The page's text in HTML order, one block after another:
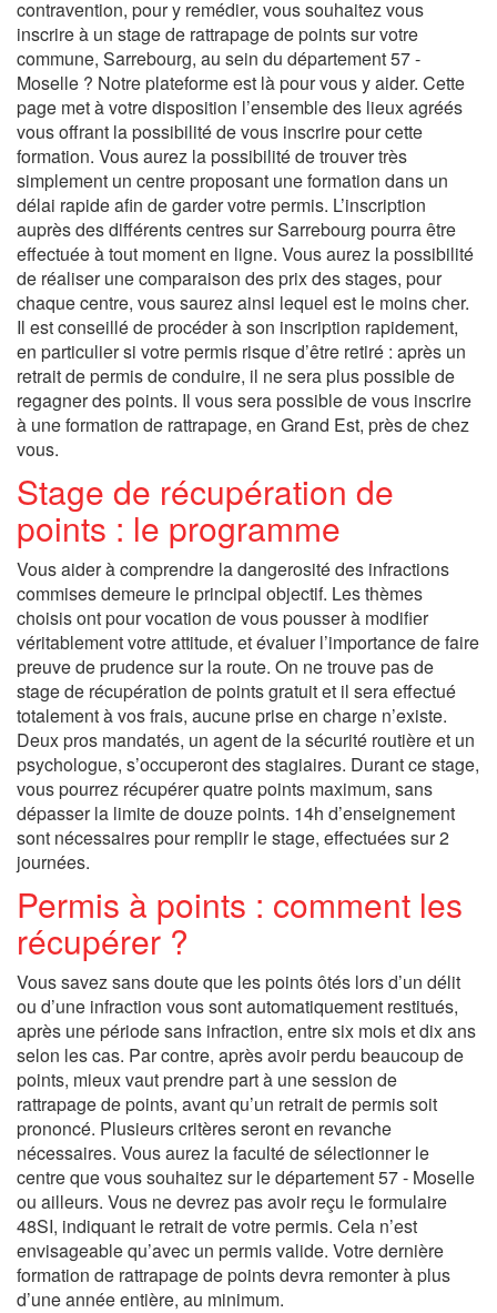
contravention, pour y remédier, vous souhaitez vous
inscrire à un stage de rattrapage de points sur votre
commune, Sarrebourg, au sein du département 57 -
Moselle ? Notre plateforme est là pour vous y aider. Cette
page met à votre disposition l’ensemble des lieux agréés
vous offrant la possibilité de vous inscrire pour cette
formation. Vous aurez la possibilité de trouver très
simplement un centre proposant une formation dans un
délai rapide afin de garder votre permis. L’inscription
auprès des différents centres sur Sarrebourg pourra être
effectuée à tout moment en ligne. Vous aurez la possibilité
de réaliser une comparaison des prix des stages, pour
chaque centre, vous saurez ainsi lequel est le moins cher.
Il est conseillé de procéder à son inscription rapidement,
en particulier si votre permis risque d’être retiré : après un
retrait de permis de conduire, il ne sera plus possible de
regagner des points. Il vous sera possible de vous inscrire
à une formation de rattrapage, en Grand Est, près de chez
vous.
Stage de récupération de
points : le programme
Vous aider à comprendre la dangerosité des infractions
commises demeure le principal objectif. Les thèmes
choisis ont pour vocation de vous pousser à modifier
véritablement votre attitude, et évaluer l’importance de faire
preuve de prudence sur la route. On ne trouve pas de
stage de récupération de points gratuit et il sera effectué
totalement à vos frais, aucune prise en charge n’existe.
Deux pros mandatés, un agent de la sécurité routière et un
psychologue, s’occuperont des stagiaires. Durant ce stage,
vous pourrez récupérer quatre points maximum, sans
dépasser la limite de douze points. 14h d’enseignement
sont nécessaires pour remplir le stage, effectuées sur 2
journées.
Permis à points : comment les
récupérer ?
Vous savez sans doute que les points ôtés lors d’un délit
ou d’une infraction vous sont automatiquement restitués,
après une période sans infraction, entre six mois et dix ans
selon les cas. Par contre, après avoir perdu beaucoup de
points, mieux vaut prendre part à une session de
rattrapage de points, avant qu’un retrait de permis soit
prononcé. Plusieurs critères seront en revanche
nécessaires. Vous aurez la faculté de sélectionner le
centre que vous souhaitez sur le département 57 - Moselle
ou ailleurs. Vous ne devrez pas avoir reçu le formulaire
48SI, indiquant le retrait de votre permis. Cela n’est
envisageable qu’avec un permis valide. Votre dernière
formation de rattrapage de points devra remonter à plus
d’une année entière, au minimum.